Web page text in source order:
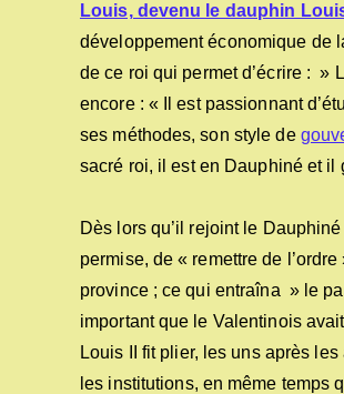
Louis, devenu le dauphin Louis
développement économique de
de ce roi qui permet d’écrire : »
encore : « Il est passionnant
ses méthodes, son style de
sacré roi, il est en Dauphiné et il
Dès lors qu’il rejoint le
permise, de « remettre de
province ; ce qui entraîna » le
important que le Valentinois
Louis II fit plier, les uns après
les institutions, en même temps